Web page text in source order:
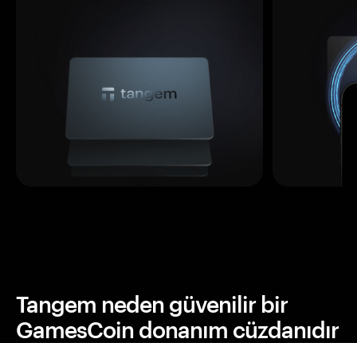
Tangem neden güvenilir bir
GamesCoin donanım cüzdanıdır